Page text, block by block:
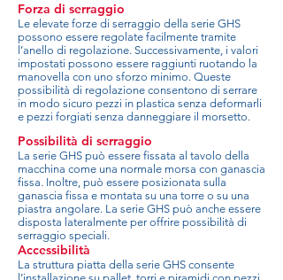
Forza di serraggio
Le elevate forze di serraggio della serie GHS
possono essere regolate facilmente tramite
l’anello di regolazione. Successivamente, i valori
impostati possono essere raggiunti ruotando la
manovella con uno sforzo minimo. Queste
possibilità di regolazione consentono di serrare
in modo sicuro pezzi in plastica senza deformarli
e pezzi forgiati senza danneggiare il morsetto.
Possibilità di serraggio
La serie GHS può essere fissata al tavolo della
macchina come una normale morsa con ganascia
fissa. Inoltre, può essere posizionata sulla
ganascia fissa e montata su una torre o su una
piastra angolare. La serie GHS può anche essere
disposta lateralmente per offrire possibilità di
serraggio speciali.
Accessibilità
La struttura piatta della serie GHS consente